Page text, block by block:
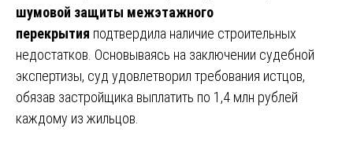
шумовой защиты межэтажного
перекрытия подтвердила наличие строительных
недостатков. Основываясь на заключении судебной
экспертизы, суд удовлетворил требования истцов,
обязав застройщика выплатить по 1,4 млн рублей
каждому из жильцов.